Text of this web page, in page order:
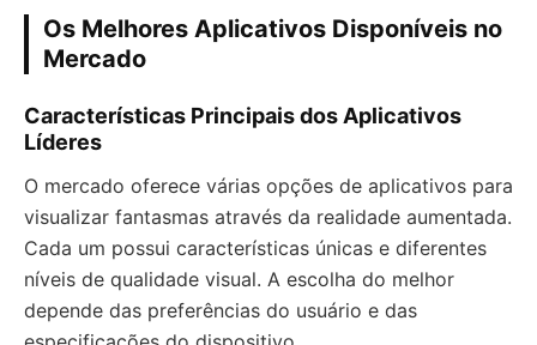
Os Melhores Aplicativos Disponíveis no
Mercado
Características Principais dos Aplicativos
Líderes
O mercado oferece várias opções de aplicativos para
visualizar fantasmas através da realidade aumentada.
Cada um possui características únicas e diferentes
níveis de qualidade visual. A escolha do melhor
depende das preferências do usuário e das